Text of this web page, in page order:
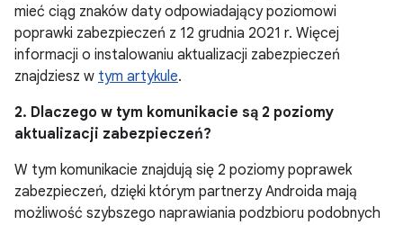
mieć ciąg znaków daty odpowiadający poziomowi
poprawki zabezpieczeń z 12 grudnia 2021 r. Więcej
informacji o instalowaniu aktualizacji zabezpieczeń
znajdziesz w tym artykule.
2. Dlaczego w tym komunikacie są 2 poziomy
aktualizacji zabezpieczeń?
W tym komunikacie znajdują się 2 poziomy poprawek
zabezpieczeń, dzięki którym partnerzy Androida mają
możliwość szybszego naprawiania podzbioru podobnych